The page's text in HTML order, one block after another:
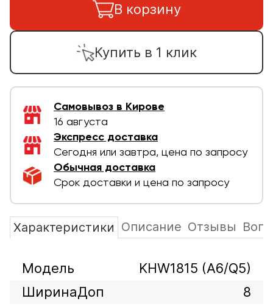
В корзину
Купить в 1 клик
Самовывоз в Кирове
16 августа
Экспресс доставка
Сегодня или завтра, цена по запросу
Обычная доставка
Срок доставки и цена по запросу
Характеристики Описание Отзывы
Модель
KHW1815 (A6/Q5)
ШиринаДоп
8